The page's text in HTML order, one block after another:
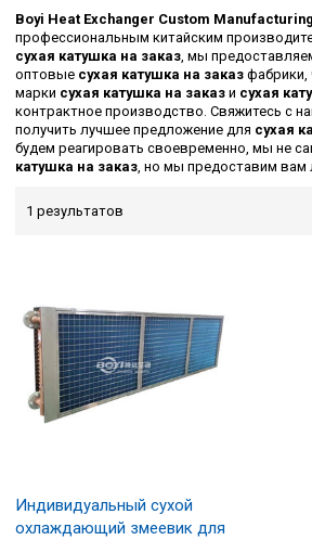
Boyi Heat Exchanger Custom Manufacturing
профессиональным китайским
сухая катушка на заказ, мы
оптовые сухая катушка на заказ фабрики,
марки сухая катушка на заказ и сухая
контрактное производство. Свяжитесь с
получить лучшее предложение для сухая
будем реагировать своевременно, мы не
катушка на заказ, но мы предоставим вам
1 результатов
Индивидуальный сухой
охлаждающий змеевик для